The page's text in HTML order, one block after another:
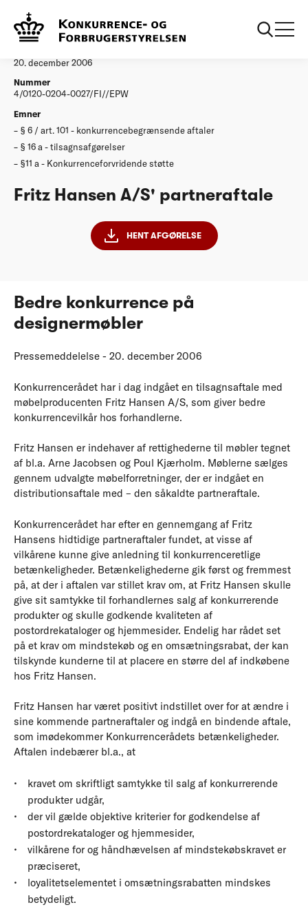
Afgørelser
20. december 2006
Nummer
4/0120-0204-0027/FI//EPW
Emner
§ 6 / art. 101 - konkurrencebegrænsende aftaler
§ 16 a - tilsagnsafgørelser
§11 a - Konkurrenceforvridende støtte
Fritz Hansen A/S' partneraftale
HENT AFGØRELSE
Bedre konkurrence på
designermøbler
Pressemeddelelse - 20. december 2006
Konkurrencerådet har i dag indgået en tilsagnsaftale med
møbelproducenten Fritz Hansen A/S, som giver bedre
konkurrencevilkår hos forhandlerne.
Fritz Hansen er indehaver af rettighederne til møbler tegnet
af bl.a. Arne Jacobsen og Poul Kjærholm. Møblerne sælges
gennem udvalgte møbelforretninger, der er indgået en
distributionsaftale med – den såkaldte partneraftale.
Konkurrencerådet har efter en gennemgang af Fritz
Hansens hidtidige partneraftaler fundet, at visse af
vilkårene kunne give anledning til konkurrenceretlige
betænkeligheder. Betænkelighederne gik først og fremmest
på, at der i aftalen var stillet krav om, at Fritz Hansen skulle
give sit samtykke til forhandlernes salg af konkurrerende
produkter og skulle godkende kvaliteten af
postordrekataloger og hjemmesider. Endelig har rådet set
på et krav om mindstekøb og en omsætningsrabat, der kan
tilskynde kunderne til at placere en større del af indkøbene
hos Fritz Hansen.
Fritz Hansen har været positivt indstillet over for at ændre i
sine kommende partneraftaler og indgå en bindende aftale,
som imødekommer Konkurrencerådets betænkeligheder.
Aftalen indebærer bl.a., at
kravet om skriftligt samtykke til salg af konkurrerende
produkter udgår,
der vil gælde objektive kriterier for godkendelse af
postordrekataloger og hjemmesider,
vilkårene for og håndhævelsen af mindstekøbskravet er
præciseret,
loyalitetselementet i omsætningsrabatten mindskes
betydeligt.